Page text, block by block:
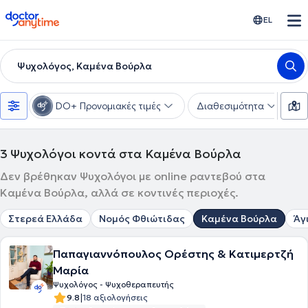
doctoranytime EL
Ψυχολόγος, Καμένα Βούρλα
DO+ Προνομιακές τιμές Διαθεσιμότητα
3 Ψυχολόγοι κοντά στα Καμένα Βούρλα
Δεν βρέθηκαν Ψυχολόγοι με online ραντεβού στα
Καμένα Βούρλα, αλλά σε κοντινές περιοχές.
Στερεά Ελλάδα Νομός Φθιώτιδας Καμένα Βούρλα
Παπαγιαννόπουλος Ορέστης & Κατιμερτζή
Μαρία
Ψυχολόγος - Ψυχοθεραπευτής
9.8|18 αξιολογήσεις